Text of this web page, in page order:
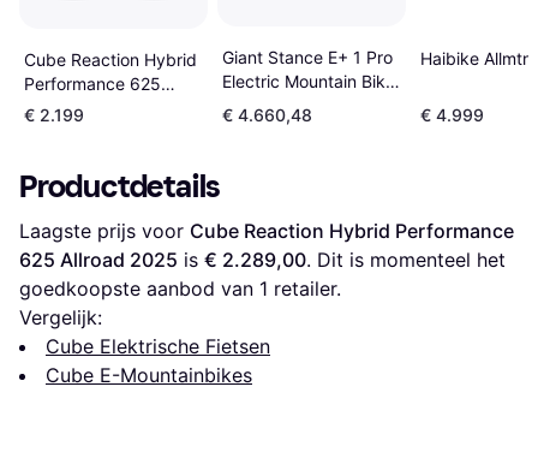
Cube Reaction Hybrid
Performance 625
2025
€ 2.199
Giant Stance E+ 1 Pro
Electric Mountain Bike
Unisex
€ 4.660,48
Haibike Allmtn
€ 4.999
Productdetails
Laagste prijs voor Cube Reaction Hybrid Performance
625 Allroad 2025 is € 2.289,00. Dit is momenteel het
goedkoopste aanbod van 1 retailer.
Vergelijk:
Cube Elektrische Fietsen
Cube E-Mountainbikes